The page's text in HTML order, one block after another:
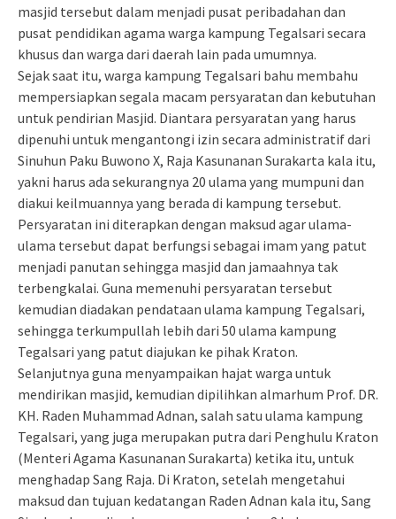
masjid tersebut dalam menjadi pusat peribadahan dan
pusat pendidikan agama warga kampung Tegalsari secara
khusus dan warga dari daerah lain pada umumnya.
Sejak saat itu, warga kampung Tegalsari bahu membahu
mempersiapkan segala macam persyaratan dan kebutuhan
untuk pendirian Masjid. Diantara persyaratan yang harus
dipenuhi untuk mengantongi izin secara administratif dari
Sinuhun Paku Buwono X, Raja Kasunanan Surakarta kala itu,
yakni harus ada sekurangnya 20 ulama yang mumpuni dan
diakui keilmuannya yang berada di kampung tersebut.
Persyaratan ini diterapkan dengan maksud agar ulama-
ulama tersebut dapat berfungsi sebagai imam yang patut
menjadi panutan sehingga masjid dan jamaahnya tak
terbengkalai. Guna memenuhi persyaratan tersebut
kemudian diadakan pendataan ulama kampung Tegalsari,
sehingga terkumpullah lebih dari 50 ulama kampung
Tegalsari yang patut diajukan ke pihak Kraton.
Selanjutnya guna menyampaikan hajat warga untuk
mendirikan masjid, kemudian dipilihkan almarhum Prof. DR.
KH. Raden Muhammad Adnan, salah satu ulama kampung
Tegalsari, yang juga merupakan putra dari Penghulu Kraton
(Menteri Agama Kasunanan Surakarta) ketika itu, untuk
menghadap Sang Raja. Di Kraton, setelah mengetahui
maksud dan tujuan kedatangan Raden Adnan kala itu, Sang